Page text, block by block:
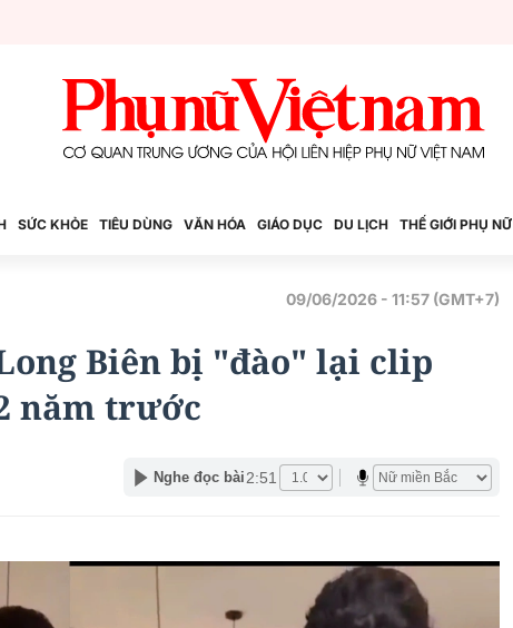
SỨC KHỎE TIÊU DÙNG VĂN HÓA GIÁO DỤC DU LỊCH THẾ GIỚI PHỤ NỮ
09/06/2026 - 11:57 (GMT+7)
Biên bị "đào" lại clip
năm trước
Nghe đọc bài 2:51